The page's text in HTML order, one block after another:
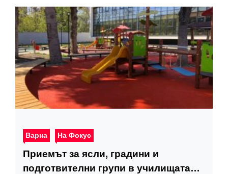
Варна На Фокус
Приемът за ясли, градини и
подготвителни групи в училищата